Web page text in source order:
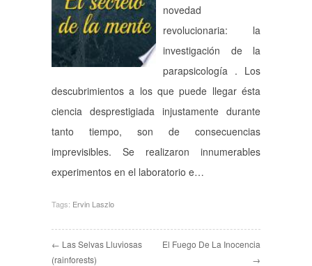
novedad
revolucionaria: la
investigación de la
parapsicología . Los
descubrimientos a los que puede llegar ésta
ciencia desprestigiada injustamente durante
tanto tiempo, son de consecuencias
imprevisibles. Se realizaron innumerables
experimentos en el laboratorio e…
Tags: Ervin Laszlo
← Las Selvas Lluviosas
(rainforests)
El Fuego De La Inocencia
→